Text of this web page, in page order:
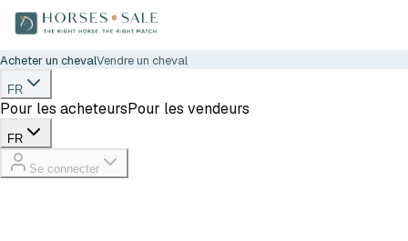
Acheter un chevalVendre un cheval
FR
Pour les acheteursPour les vendeurs
FR
Se connecter